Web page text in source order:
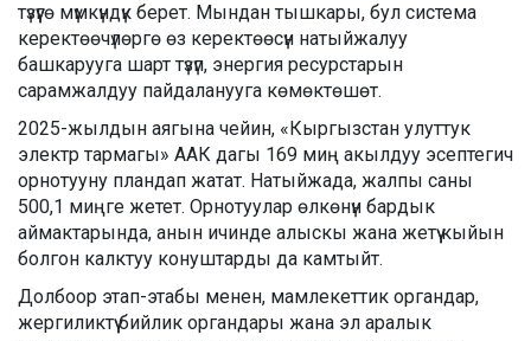
түзүүгө мүмкүндүк берет. Мындан тышкары, бул система
керектөөчүлөргө өз керектөөсүн натыйжалуу
башкарууга шарт түзүп, энергия ресурстарын
сарамжалдуу пайдаланууга көмөктөшөт.
2025-жылдын аягына чейин, «Кыргызстан улуттук
электр тармагы» ААК дагы 169 миң акылдуу эсептегич
орнотууну пландап жатат. Натыйжада, жалпы саны
500,1 миңге жетет. Орнотуулар өлкөнүн бардык
аймактарында, анын ичинде алыскы жана жетүү кыйын
болгон калктуу конуштарды да камтыйт.
Долбоор этап-этабы менен, мамлекеттик органдар,
жергиликтүү бийлик органдары жана эл аралык